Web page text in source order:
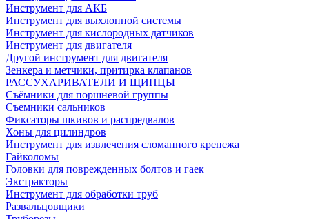
Инструмент для АКБ
Инструмент для выхлопной системы
Инструмент для кислородных датчиков
Инструмент для двигателя
Другой инструмент для двигателя
Зенкера и метчики, притирка клапанов
РАССУХАРИВАТЕЛИ И ЩИПЦЫ
Съёмники для поршневой группы
Съемники сальников
Фиксаторы шкивов и распредвалов
Хоны для цилиндров
Инструмент для извлечения сломанного крепежа
Гайколомы
Головки для поврежденных болтов и гаек
Экстракторы
Инструмент для обработки труб
Развальцовщики